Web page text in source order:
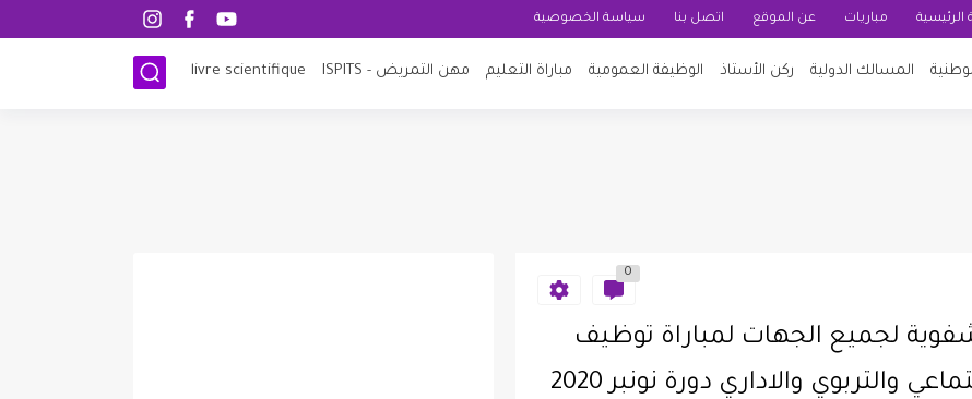
مباريات عن الموقع اتصل بنا سياسة الخصوصية
المسالك الدولية ركن الأستاذ الوظيفة العمومية مباراة التعليم مهن التمريض - ISPITS livre scientifique
0
لجميع الجهات لمباراة توظيف
والتربوي والاداري دورة نونبر 2020